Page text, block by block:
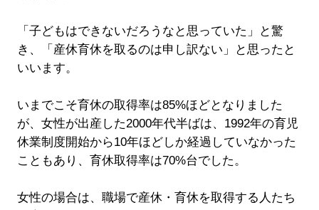
「子どもはできないだろうなと思っていた」と驚
き、「産休育休を取るのは申し訳ない」と思ったと
いいます。
いまでこそ育休の取得率は85%ほどとなりました
が、女性が出産した2000年代半ばは、1992年の育児
休業制度開始から10年ほどしか経過していなかった
こともあり、育休取得率は70%台でした。
女性の場合は、職場で産休・育休を取得する人たち